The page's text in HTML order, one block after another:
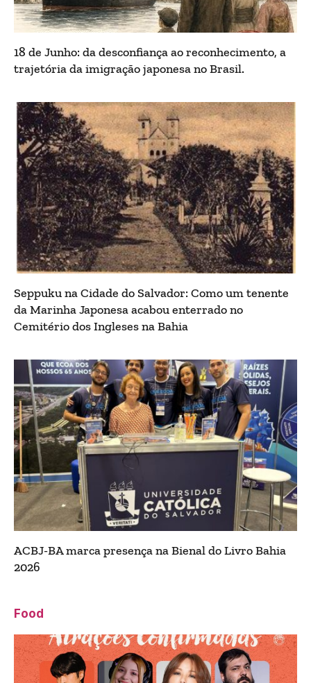
18 de Junho: da desconfiança ao reconhecimento, a
trajetória da imigração japonesa no Brasil.
Seppuku na Cidade do Salvador: Como um tenente
da Marinha Japonesa acabou enterrado no
Cemitério dos Ingleses na Bahia
ACBJ-BA marca presença na Bienal do Livro Bahia
2026
Food